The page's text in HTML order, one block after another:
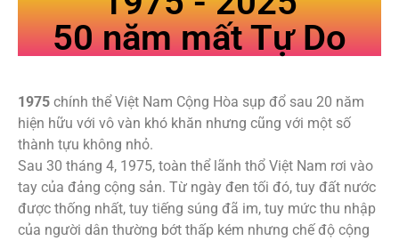
50 năm mất Tự Do
1975 chính thể Việt Nam Cộng Hòa sụp đổ sau 20 năm
hiện hữu với vô vàn khó khăn nhưng cũng với một số
thành tựu không nhỏ.
Sau 30 tháng 4, 1975, toàn thể lãnh thổ Việt Nam rơi vào
tay của đảng cộng sản. Từ ngày đen tối đó, tuy đất nước
được thống nhất, tuy tiếng súng đã im, tuy mức thu nhập
của người dân thường bớt thấp kém nhưng chế độ cộng